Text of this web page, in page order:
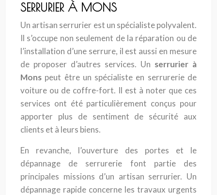
SERRURIER À MONS
Un artisan serrurier est un spécialiste polyvalent.
Il s’occupe non seulement de la réparation ou de
l’installation d’une serrure, il est aussi en mesure
de proposer d’autres services. Un serrurier à
Mons peut être un spécialiste en serrurerie de
voiture ou de coffre-fort. Il est à noter que ces
services ont été particulièrement conçus pour
apporter plus de sentiment de sécurité aux
clients et à leurs biens.
En revanche, l’ouverture des portes et le
dépannage de serrurerie font partie des
principales missions d’un artisan serrurier. Un
dépannage rapide concerne les travaux urgents